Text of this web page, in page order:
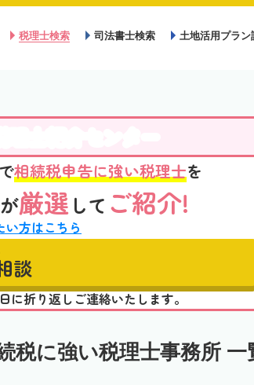
税理士検索 司法書士検索 土地活用プラン
相続税申告に強い税理士を
が厳選 して ご紹介!
い方はこちら
談
折り返しご連絡いたします。
税に強い税理士事務所 一